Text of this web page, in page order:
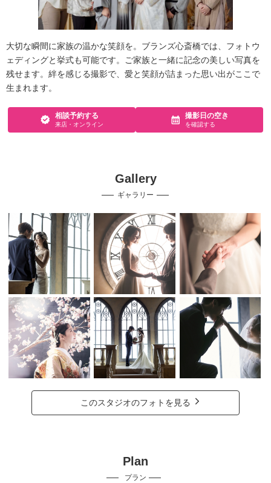
大切な瞬間に家族の温かな笑顔を。ブランズ心斎橋では、フォトウ
ェディングと挙式も可能です。ご家族と一緒に記念の美しい写真を
残せます。絆を感じる撮影で、愛と笑顔が詰まった思い出がここで
生まれます。
相談予約する
来店・オンライン
撮影日の空き
を確認する
Gallery
ギャラリー
このスタジオのフォトを見る
Plan
プラン